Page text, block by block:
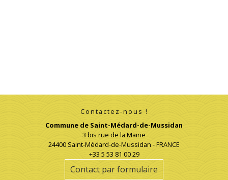
Contactez-nous !
Commune de Saint-Médard-de-Mussidan
3 bis rue de la Mairie
24400 Saint-Médard-de-Mussidan - FRANCE
+33 5 53 81 00 29
Contact par formulaire